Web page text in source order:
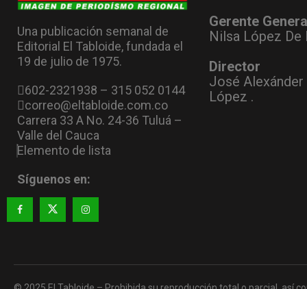
Una publicación semanal de
Editorial El Tabloide, fundada el
19 de julio de 1975.
602-2321938 – 315 052 0144
correo@eltabloide.com.co
Carrera 33 A No. 24-36 Tuluá –
Valle del Cauca
Elemento de lista
Síguenos en:
Gerente
Nilsa López De
Director
José Alexánder
López .